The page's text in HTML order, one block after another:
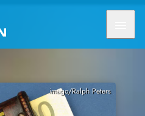
imago/Ralph Peters